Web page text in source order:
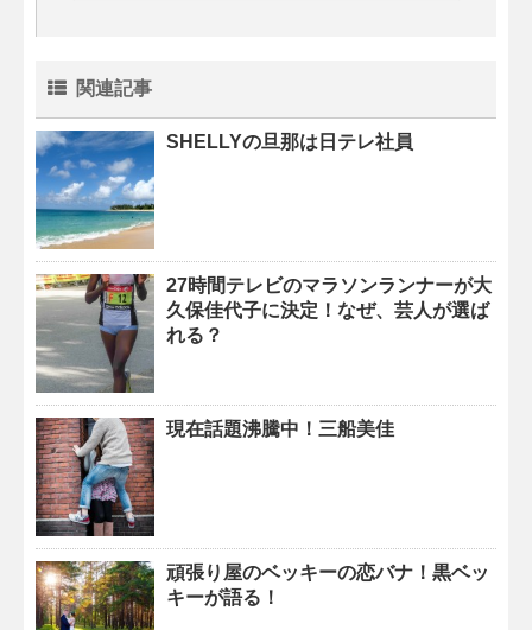
関連記事
SHELLYの旦那は日テレ社員
27時間テレビのマラソンランナーが大
久保佳代子に決定！なぜ、芸人が選ば
れる？
現在話題沸騰中！三船美佳
頑張り屋のベッキーの恋バナ！黒ベッ
キーが語る！